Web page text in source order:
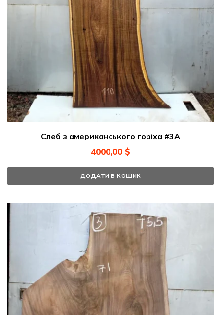
Слеб з американського горіха #3А
4000,00 $
ДОДАТИ В КОШИК